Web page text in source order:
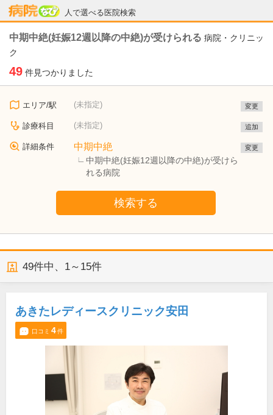
人で選べる医院検索
病院なび
中期中絶(妊娠12週以降の中絶)が受けられる 病院・クリニッ
ク
49 件見つかりました
エリア/駅 (未指定) 変更
診療科目 (未指定) 追加
詳細条件 中期中絶
中期中絶(妊娠12週以降の中絶)が受けら
れる病院
変更
検索する
49件中、 1～15件
あきたレディースクリニック安田
口コミ 4件